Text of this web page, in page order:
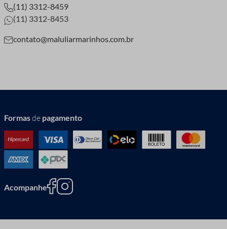
(11) 3312-8459
(11) 3312-8453
contato@maluliarmarinhos.com.br
Formasde pagamento
Acompanhe